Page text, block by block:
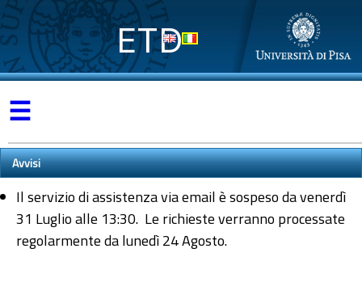
ETD
☰
Avvisi
Il servizio di assistenza via email è sospeso da venerdì
31 Luglio alle 13:30. Le richieste verranno processate
regolarmente da lunedì 24 Agosto.